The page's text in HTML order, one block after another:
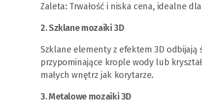
Zaleta: Trwałość i niska cena, idealne
2. Szklane mozaiki 3D
Szklane elementy z efektem 3D odbijają
przypominające krople wody lub
małych wnętrz jak korytarze.
3. Metalowe mozaiki 3D